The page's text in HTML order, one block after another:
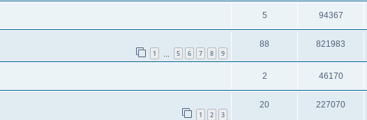
5 94367
1 5 6 7 8 9
88 821983
2 46170
1 2 3
20 227070